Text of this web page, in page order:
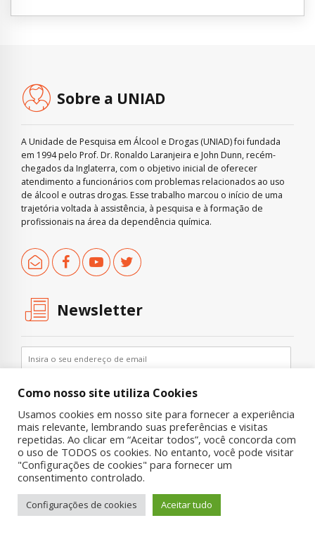
Sobre a UNIAD
A Unidade de Pesquisa em Álcool e Drogas (UNIAD) foi fundada
em 1994 pelo Prof. Dr. Ronaldo Laranjeira e John Dunn, recém-
chegados da Inglaterra, com o objetivo inicial de oferecer
atendimento a funcionários com problemas relacionados ao uso
de álcool e outras drogas. Esse trabalho marcou o início de uma
trajetória voltada à assistência, à pesquisa e à formação de
profissionais na área da dependência química.
Newsletter
Copyright © 2019 UNIAD – Unidade de Pesquisa em Álcool e Drogas
Quem Somos Nossa História
Onde Procurar Ajuda?
Contato
Como nosso site utiliza Cookies
Usamos cookies em nosso site para fornecer a experiência
mais relevante, lembrando suas preferências e visitas
repetidas. Ao clicar em “Aceitar todos”, você concorda com
o uso de TODOS os cookies. No entanto, você pode visitar
"Configurações de cookies" para fornecer um
consentimento controlado.
Configurações de cookies Aceitar tudo